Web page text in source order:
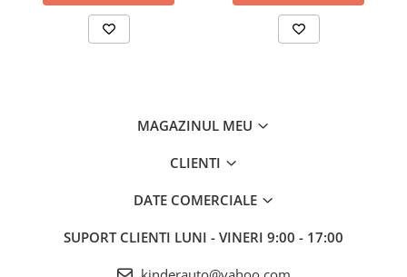
MAGAZINUL MEU
CLIENTI
DATE COMERCIALE
SUPORT CLIENTI LUNI - VINERI 9:00 - 17:00